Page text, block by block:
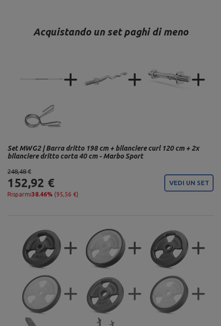
Acquistando un set paghi di meno
248,48 €
152,92 €
Risparmi38.46% (95,56 €)
VEDI UN SET
Set MWG2 | Barra dritto 198 cm + bilanciere curl 120 cm + 2x
bilanciere dritto corta 40 cm - Marbo Sport